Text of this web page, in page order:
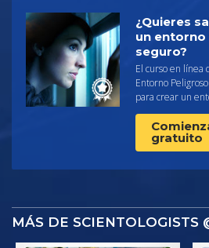
¿Quieres
un
seguro?
El curso en línea
Entorno
para crear un
gratuito
MÁS DE SCIENTOLOGISTS